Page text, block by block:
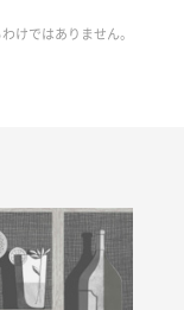
けではありません。